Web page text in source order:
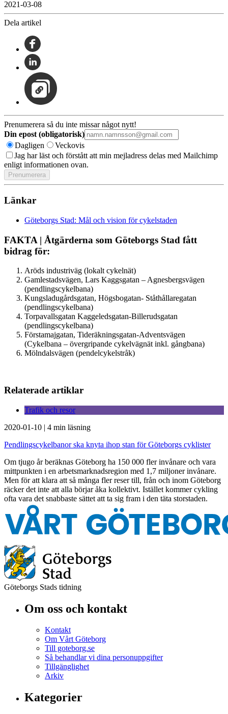
2021-03-08
Dela artikel
Prenumerera så du inte missar något nytt!
Din epost (obligatorisk)
Dagligen
Veckovis
Jag har läst och förstått att min mejladress delas med Mailchimp
enligt informationen ovan.
Länkar
Göteborgs Stad: Mål och vision för cykelstaden
FAKTA | Åtgärderna som Göteborgs Stad fått
bidrag för:
Aröds industriväg (lokalt cykelnät)
Gamlestadsvägen, Lars Kaggsgatan – Agnesbergsvägen
(pendlingscykelbana)
Kungsladugårdsgatan, Högsbogatan- Ståthållaregatan
(pendlingscykelbana)
Torpavallsgatan Kaggeledsgatan-Billerudsgatan
(pendlingscykelbana)
Förstamajgatan, Tideräkningsgatan-Adventsvägen
(Cykelbana – övergripande cykelvägnät inkl. gångbana)
Mölndalsvägen (pendelcykelstråk)
Relaterade artiklar
Trafik och resor
2020-01-10 | 4 min läsning
Pendlingscykelbanor ska knyta ihop stan för Göteborgs cyklister
Om tjugo år beräknas Göteborg ha 150 000 fler invånare och vara
mittpunkten i en arbetsmarknadsregion med 1,7 miljoner invånare.
Men för att klara att så många fler reser till, från och inom Göteborg
räcker det inte att alla börjar åka kollektivt. Istället kommer cykling
ofta vara det snabbaste sättet att ta sig fram i den täta storstaden.
Göteborgs Stads tidning
Om oss och kontakt
Kontakt
Om Vårt Göteborg
Till goteborg.se
Så behandlar vi dina personuppgifter
Tillgänglighet
Arkiv
Kategorier